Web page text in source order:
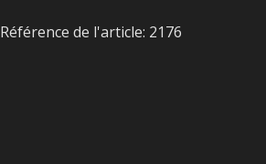
Référence de l'article: 2176